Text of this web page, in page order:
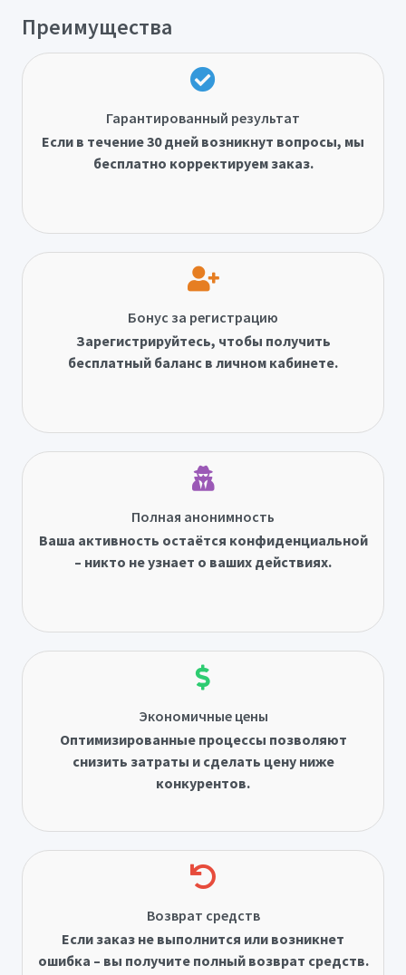
Преимущества
Гарантированный результат
Если в течение 30 дней возникнут вопросы, мы
бесплатно корректируем заказ.
Бонус за регистрацию
Зарегистрируйтесь, чтобы получить
бесплатный баланс в личном кабинете.
Полная анонимность
Ваша активность остаётся конфиденциальной
– никто не узнает о ваших действиях.
Экономичные цены
Оптимизированные процессы позволяют
снизить затраты и сделать цену ниже
конкурентов.
Возврат средств
Если заказ не выполнится или возникнет
ошибка – вы получите полный возврат средств.